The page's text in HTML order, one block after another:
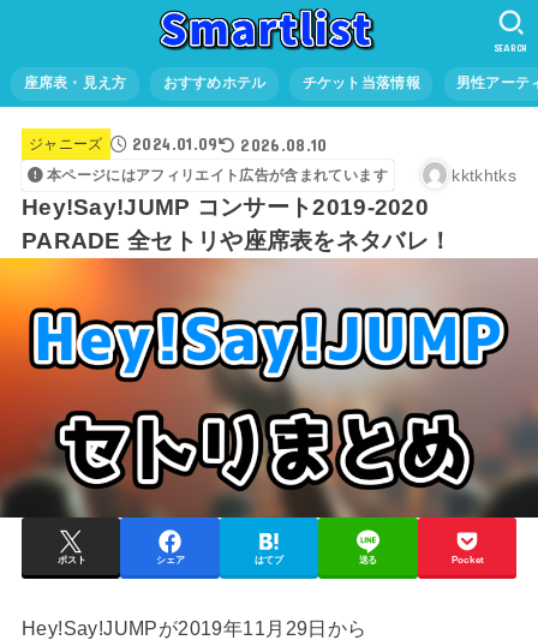
座席表・見え方 おすすめホテル チケット当落情報 男性アーテ
SEARCH
ジャニーズ 2024.01.09 2026.08.10
本ページにはアフィリエイト広告が含まれています kktkhtks
Hey!Say!JUMP コンサート2019-2020
PARADE 全セトリや座席表をネタバレ！
ポスト シェア はてブ 送る Pocket
Hey!Say!JUMPが2019年11月29日から